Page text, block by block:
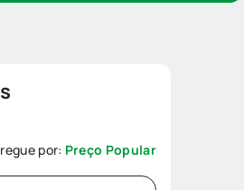
por: Preço Popular